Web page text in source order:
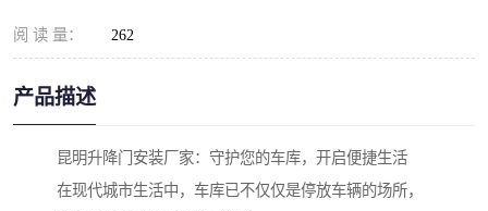
阅 读 量： 262
产品描述
昆明升降门安装厂家：守护您的车库，开启便捷生活
在现代城市生活中，车库已不仅仅是停放车辆的场所，